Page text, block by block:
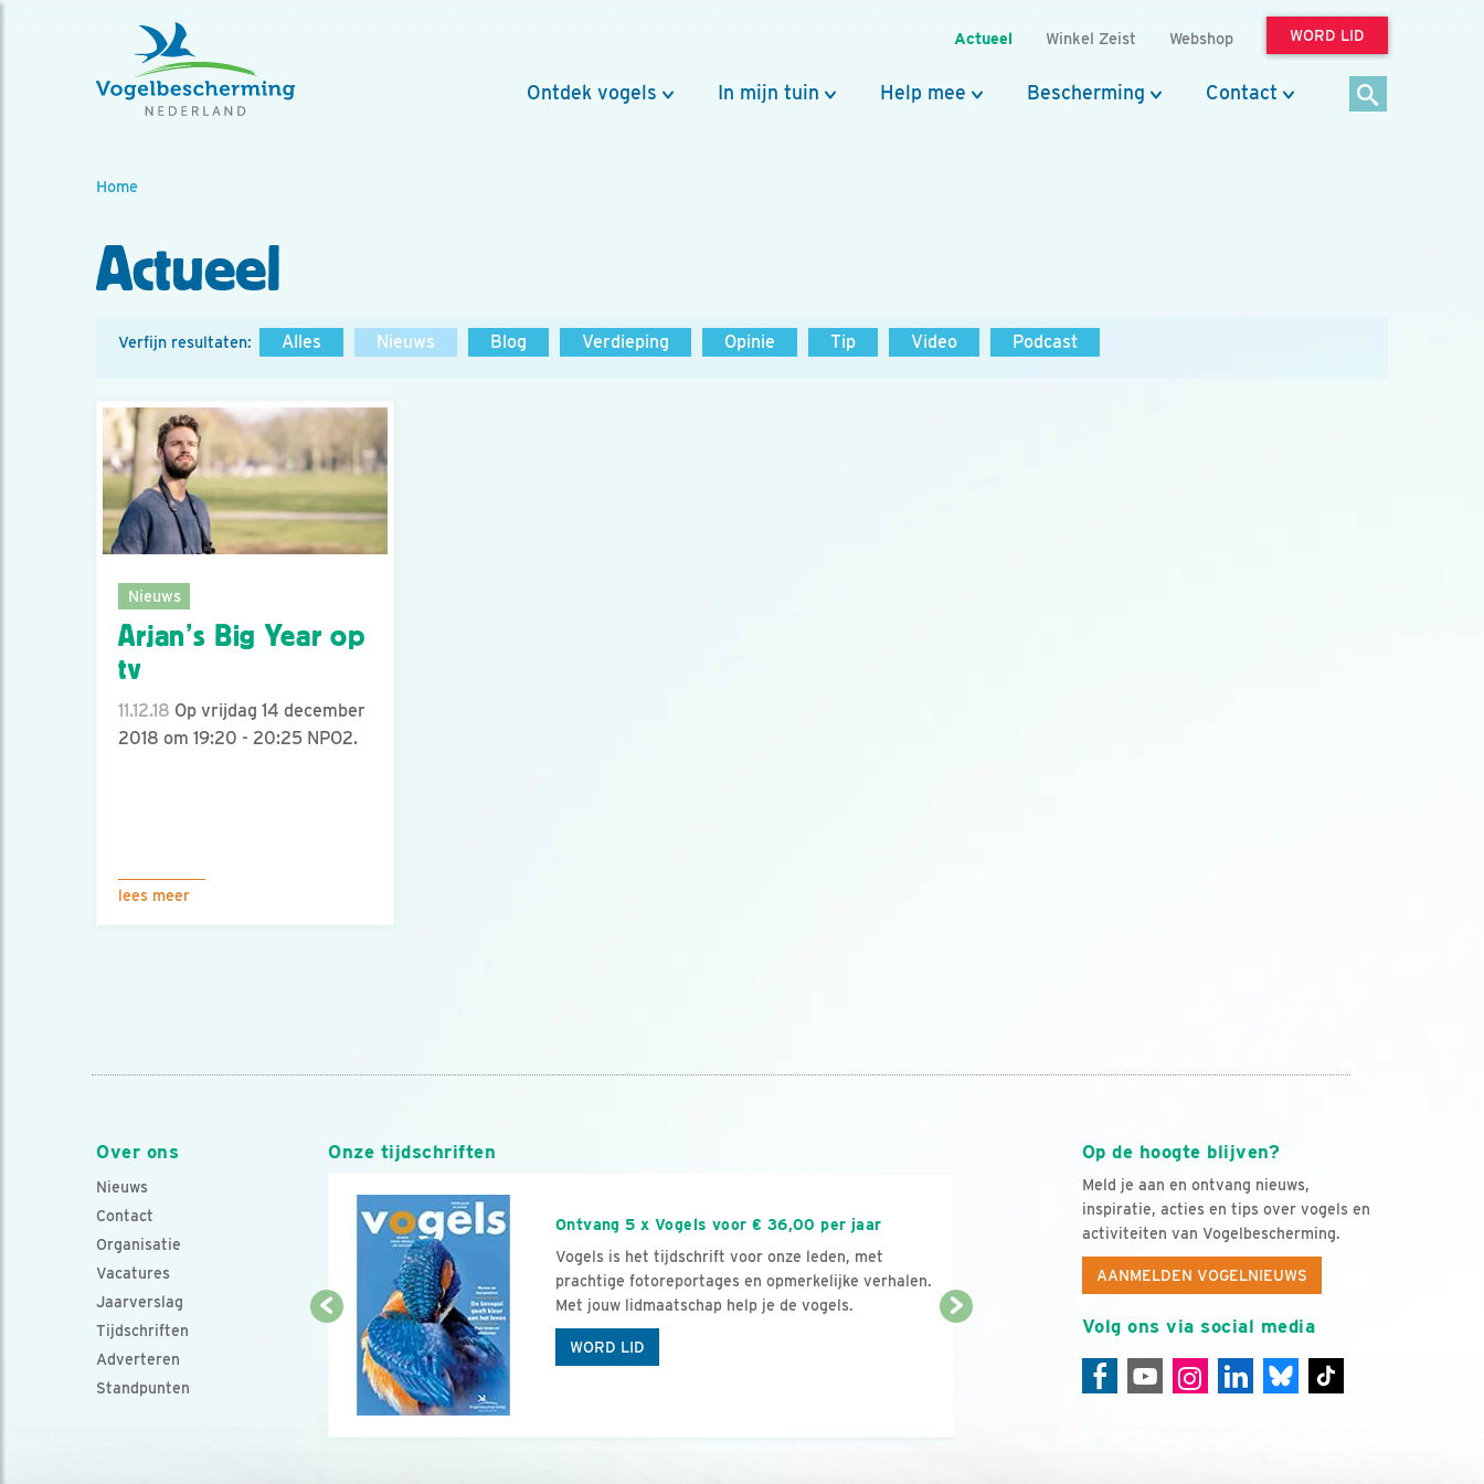
Actueel Winkel Zeist Webshop WORD LID
Ontdek vogels In mijn tuin Help mee Bescherming Contact
Home
Actueel
Verfijn resultaten: Alles Nieuws Blog Verdieping Opinie Tip Video Podcast
Nieuws
Arjan’s Big Year op
tv
11.12.18 Op vrijdag 14 december
2018 om 19:20 - 20:25 NPO2.
lees meer
Over ons
Nieuws
Contact
Organisatie
Vacatures
Jaarverslag
Tijdschriften
Adverteren
Standpunten
Op de hoogte blijven?
Meld je aan en ontvang nieuws,
inspiratie, acties en tips over vogels en
activiteiten van Vogelbescherming.
AANMELDEN VOGELNIEUWS
Volg ons via social media
Onze tijdschriften
Ontvang 5 x Vogels voor € 36,00 per jaar
Vogels is het tijdschrift voor onze leden, met
prachtige fotoreportages en opmerkelijke verhalen.
Met jouw lidmaatschap help je de vogels.
WORD LID